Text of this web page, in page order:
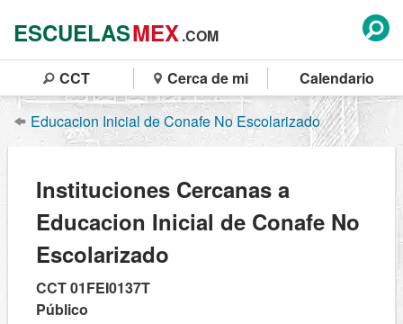
ESCUELASMEX.COM
CCT Cerca de mi Calendario
Educacion Inicial de Conafe No Escolarizado
Instituciones Cercanas a
Educacion Inicial de Conafe No
Escolarizado
CCT 01FEI0137T
Público